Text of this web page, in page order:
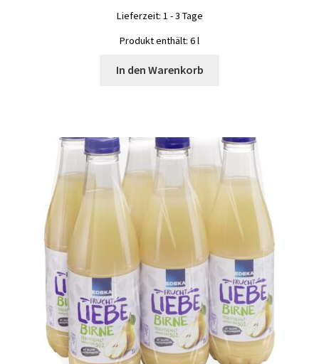
Lieferzeit: 1 - 3 Tage
Produkt enthält: 6l
In den Warenkorb